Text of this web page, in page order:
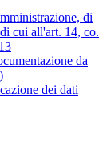
di
cui all'art. 14, co.
da
dei dati